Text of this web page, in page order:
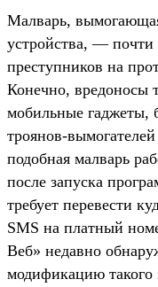
Малварь,
устройства, — почти
преступников на
Конечно, вредоносы
мобильные гаджеты,
троянов-
подобная малварь
после запуска
требует перевести
SMS на платный
Веб» недавно
модификацию такого